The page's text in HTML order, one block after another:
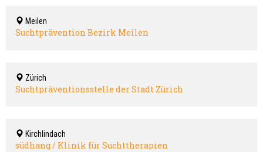
Meilen
Suchtprävention Bezirk Meilen
Zürich
Suchtpräventionsstelle der Stadt Zürich
Kirchlindach
südhang / Klinik für Suchttherapien